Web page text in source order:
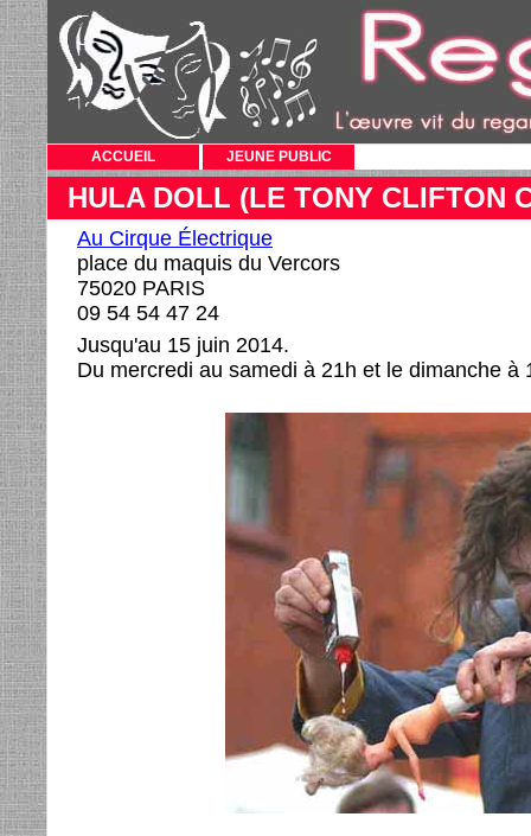
ACCUEIL JEUNE PUBLIC
HULA DOLL (LE TONY CLIFTON
Au Cirque Électrique
place du maquis du Vercors
75020 PARIS
09 54 54 47 24
Jusqu'au 15 juin 2014.
Du mercredi au samedi à 21h et le dimanche à